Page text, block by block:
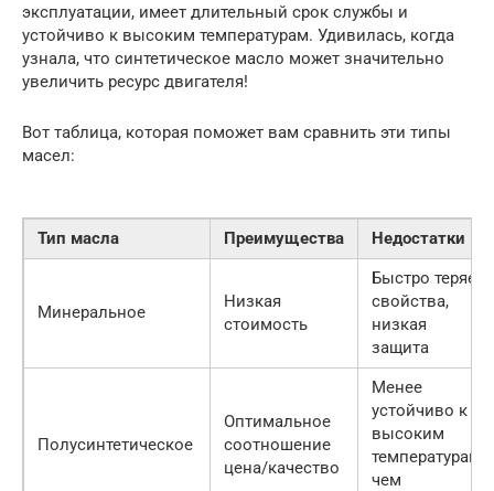
эксплуатации, имеет длительный срок службы и
устойчиво к высоким температурам. Удивилась, когда
узнала, что синтетическое масло может значительно
увеличить ресурс двигателя!
Вот таблица, которая поможет вам сравнить эти типы
масел:
Тип масла Преимущества Недостатки
Минеральное
Низкая
стоимость
Быстро теряет
свойства,
низкая
защита
Полусинтетическое
Оптимальное
соотношение
цена/качество
Менее
устойчиво к
высоким
температурам,
чем